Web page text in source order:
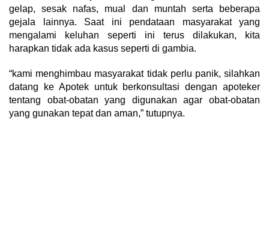
gelap, sesak nafas, mual dan muntah serta beberapa
gejala lainnya. Saat ini pendataan masyarakat yang
mengalami keluhan seperti ini terus dilakukan, kita
harapkan tidak ada kasus seperti di gambia.
“kami menghimbau masyarakat tidak perlu panik, silahkan
datang ke Apotek untuk berkonsultasi dengan apoteker
tentang obat-obatan yang digunakan agar obat-obatan
yang gunakan tepat dan aman,” tutupnya.